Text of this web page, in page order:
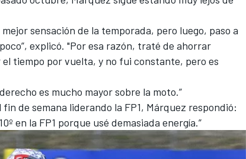
sensación de la temporada, pero luego, paso a
explicó. "Por esa razón, traté de ahorrar
tiempo por vuelta, y no fui constante, pero es
es mucho mayor sobre la moto.”
de semana liderando la FP1, Márquez respondió:
en la FP1 porque usé demasiada energía.”